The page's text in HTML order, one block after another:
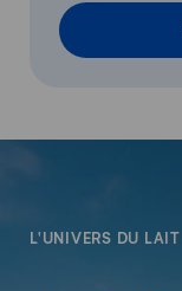
L'UNIVERS DU LAIT